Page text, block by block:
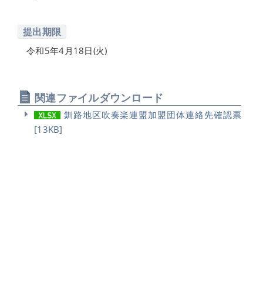
提出期限
令和5年4月18日(火)
関連ファイルダウンロード
釧路地区吹奏楽連盟加盟団体連絡先確認票
[13KB]